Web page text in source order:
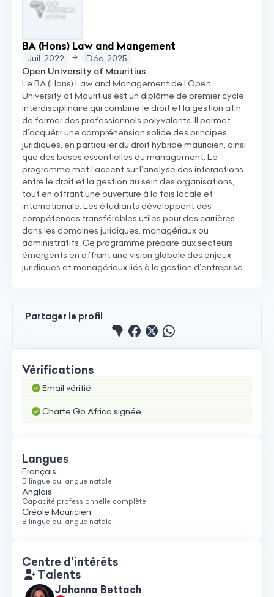
BA (Hons) Law and Mangement
Juil. 2022
Déc. 2025
Open University of Mauritius
Le BA (Hons) Law and Management de l’Open
University of Mauritius est un diplôme de premier cycle
interdisciplinaire qui combine le droit et la gestion afin
de former des professionnels polyvalents. Il permet
d’acquérir une compréhension solide des principes
juridiques, en particulier du droit hybride mauricien, ainsi
que des bases essentielles du management. Le
programme met l’accent sur l’analyse des interactions
entre le droit et la gestion au sein des organisations,
tout en offrant une ouverture à la fois locale et
internationale. Les étudiants développent des
compétences transférables utiles pour des carrières
dans les domaines juridiques, managériaux ou
administratifs. Ce programme prépare aux secteurs
émergents en offrant une vision globale des enjeux
juridiques et managériaux liés à la gestion d’entreprise.
Partager le profil
Partager le profile sur
Partager le profile sur
Partager le profile
Vérifications
Email vérifié
Charte Go Africa signée
Langues
Français
Bilingue ou langue natale
Anglais
Capacité professionnelle complète
Créole Mauricien
Bilingue ou langue natale
Centre d'intérêts
Talents
Johanna Bettach